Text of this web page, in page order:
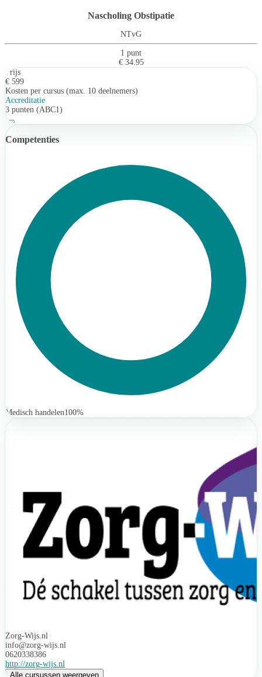
Nascholing Obstipatie
NTvG
1 punt
€ 34.95
Prijs
€ 599
Kosten per cursus (max. 10 deelnemers)
Accreditatie
3 punten (ABC1)
Competenties
Medisch handelen100%
Zorg-Wijs.nl
info@zorg-wijs.nl
0620338386
http://zorg-wijs.nl
Alle cursussen weergeven